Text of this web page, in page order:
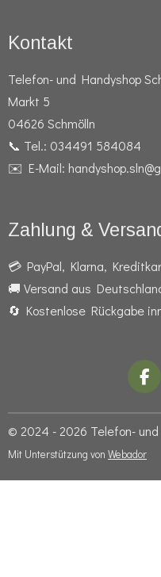
Kontakt
Telefon- und Handyshop
Markt 5
04626 Schmölln
📞 Tel.: 034491 584084
✉️ E-Mail:
Zahlung &
💳 PayPal, Klarna,
🚚 Versand aus
🔄 Kostenlose Rückgabe
F
a
c
e
o
© 2024 - 2026 Telefon- und
Mit Unterstützung von Webador